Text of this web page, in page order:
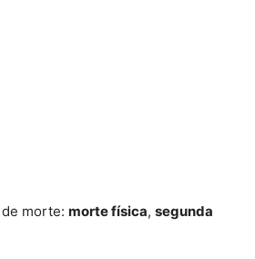
morte: morte física, segunda